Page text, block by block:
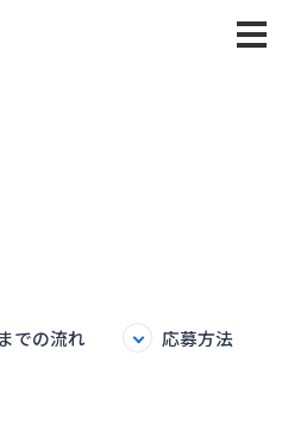
株式会社静岡情報処理センター
での流れ 応募方法